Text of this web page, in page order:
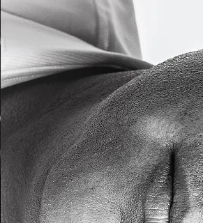
Scroll Down